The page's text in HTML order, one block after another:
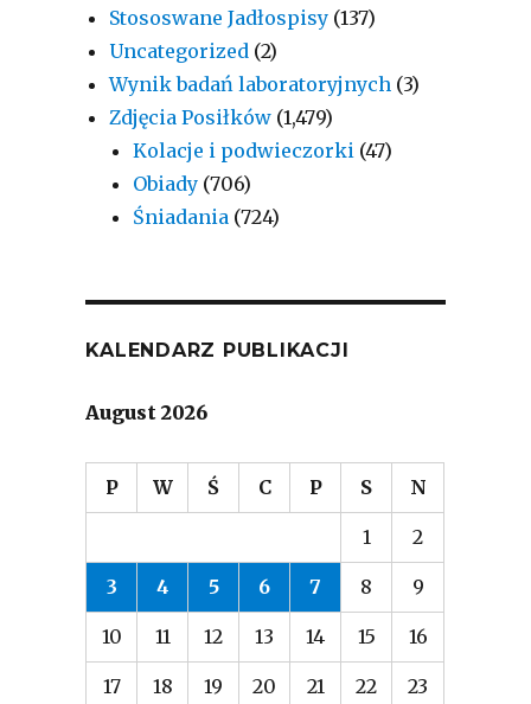
Stososwane Jadłospisy (137)
Uncategorized (2)
Wynik badań laboratoryjnych (3)
Zdjęcia Posiłków (1,479)
Kolacje i podwieczorki (47)
Obiady (706)
Śniadania (724)
KALENDARZ PUBLIKACJI
August 2026
P W Ś C P S N
1 2
3 4 5 6 7 8 9
10 11 12 13 14 15 16
17 18 19 20 21 22 23